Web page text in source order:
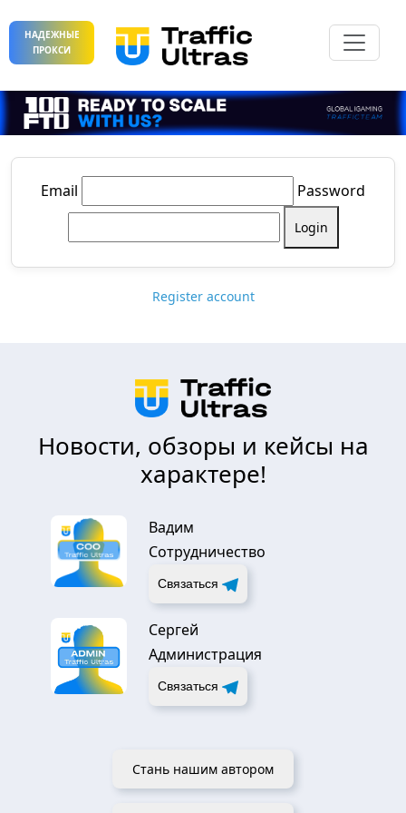
НАДЕЖНЫЕ
ПРОКСИ
Email Password
Login
Register account
Новости, обзоры и кейсы на
характере!
Вадим
Сотрудничество
Связаться
Сергей
Администрация
Связаться
Стань нашим автором